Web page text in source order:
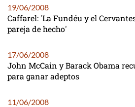
19/06/2008
Caffarel: 'La Fundéu y el
pareja de hecho'
17/06/2008
John McCain y Barack Obama
para ganar adeptos
11/06/2008